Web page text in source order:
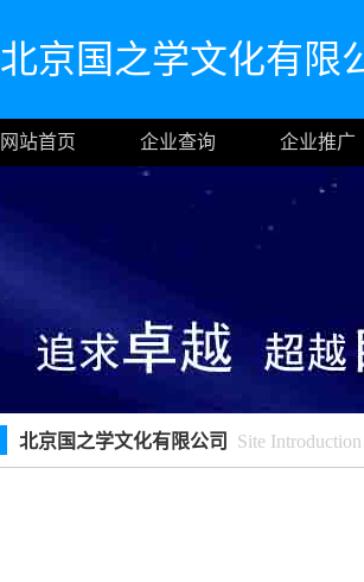
北京国之学文化有限
网站首页 企业查询 企业推广
北京国之学文化有限公司 Site Introduction